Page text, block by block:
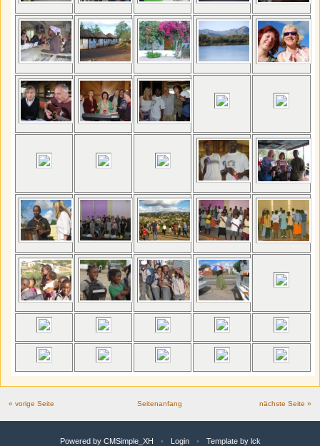
« vorige Seite Seitenanfang nächste Seite »
Powered by CMSimple_XH • Login • Template by lck